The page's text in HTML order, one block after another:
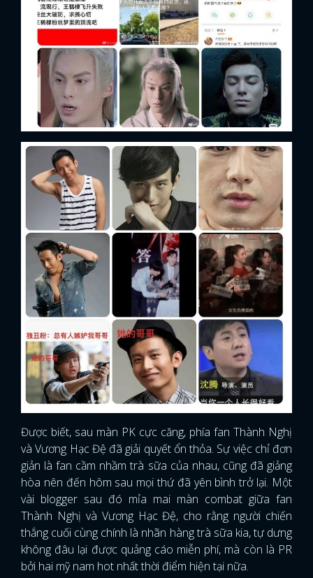
Được biết, sau màn PK cực căng, phía fan Thành Nghị
và Vương Hạc Đệ đã giải quyết ổn thỏa. Sự việc chỉ đơn
giản là fan cầm nhầm trà sữa của nhau, cũng đã giảng
hòa nên đến hôm sau mọi thứ đã yên bình trở lại. Một
vài blogger sau đó mỉa mai màn combat giữa fan
Thành Nghị và Vương Hạc Đệ, cho rằng người chiến
thắng cuối cùng chính là nhãn hàng trà sữa kia, tự dưng
không đâu lại được quảng cáo miễn phí, mà còn là PR
bởi hai mỹ nam hot nhất thời điểm hiện tại nữa.